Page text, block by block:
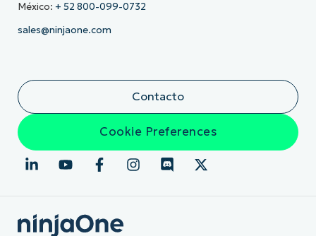
México: + 52 800-099-0732
sales@ninjaone.com
Contacto
Cookie Preferences